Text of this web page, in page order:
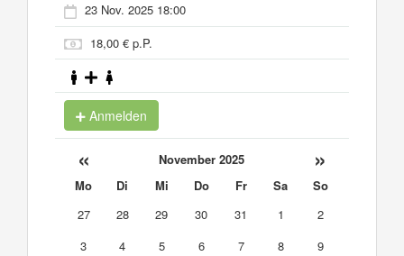
23 Nov. 2025 18:00
18,00 € p.P.
Anmelden
« November 2025 »
Mo Di Mi Do Fr Sa
So
27
28 29 30 31 1
2
3
4 5 6 7 8
9